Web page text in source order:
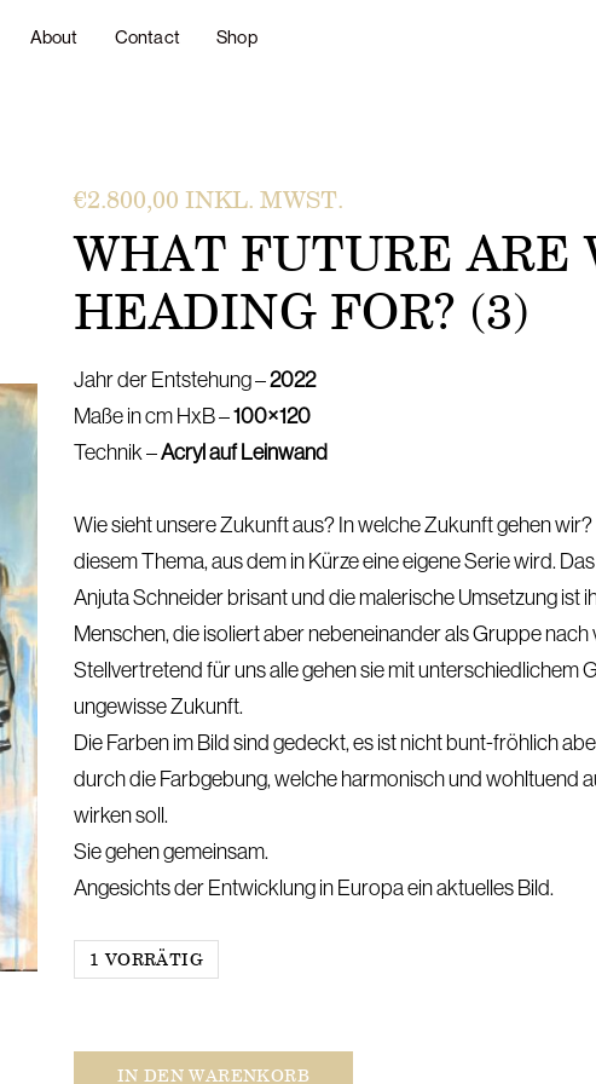
About Contact Shop
€2.800,00 INKL. MWST.
WHAT FUTURE ARE
HEADING FOR? (3)
Jahr der Entstehung –2022
Maße in cm HxB –100×120
Technik –Acryl auf Leinwand
Wie sieht unsere Zukunft aus? In welche Zukunft gehen
diesem Thema, aus dem in Kürze eine eigene Serie wird.
Anjuta Schneider brisant und die malerische Umsetzung ist
Menschen, die isoliert aber nebeneinander als Gruppe nach
Stellvertretend für uns alle gehen sie mit unterschiedlichem
ungewisse Zukunft.
Die Farben im Bild sind gedeckt, es ist nicht bunt-fröhlich
durch die Farbgebung, welche harmonisch und wohltuend
wirken soll.
Sie gehen gemeinsam.
Angesichts der Entwicklung in Europa ein aktuelles Bild.
1 VORRÄTIG
WhatIN DEN WARENKORB